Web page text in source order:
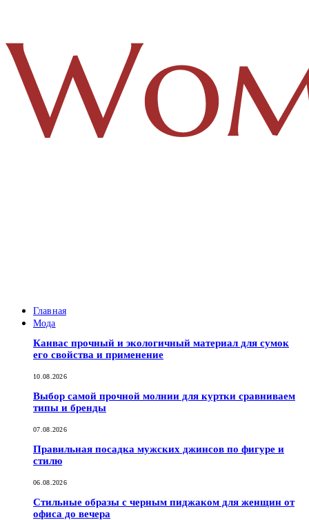
Главная
Мода
Канвас прочный и экологичный материал для сумок
его свойства и применение
10.08.2026
Выбор самой прочной молнии для куртки сравниваем
типы и бренды
07.08.2026
Правильная посадка мужских джинсов по фигуре и
стилю
06.08.2026
Стильные образы с черным пиджаком для женщин от
офиса до вечера